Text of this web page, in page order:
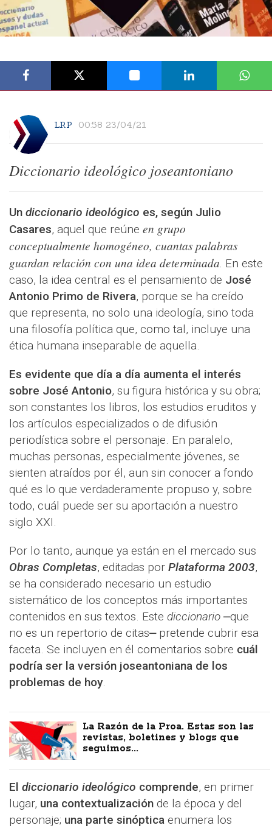
LRP 00:58 23/04/21
Diccionario ideológico joseantoniano
Un diccionario ideológico es, según Julio
Casares, aquel que reúne en grupo
conceptualmente homogéneo, cuantas palabras
guardan relación con una idea determinada. En este
caso, la idea central es el pensamiento de José
Antonio Primo de Rivera, porque se ha creído
que representa, no solo una ideología, sino toda
una filosofía política que, como tal, incluye una
ética humana inseparable de aquella.
Es evidente que día a día aumenta el interés
sobre José Antonio, su figura histórica y su obra;
son constantes los libros, los estudios eruditos y
los artículos especializados o de difusión
periodística sobre el personaje. En paralelo,
muchas personas, especialmente jóvenes, se
sienten atraídos por él, aun sin conocer a fondo
qué es lo que verdaderamente propuso y, sobre
todo, cuál puede ser su aportación a nuestro
siglo XXI.
Por lo tanto, aunque ya están en el mercado sus
Obras Completas, editadas por Plataforma 2003,
se ha considerado necesario un estudio
sistemático de los conceptos más importantes
contenidos en sus textos. Este diccionario ⎼que
no es un repertorio de citas⎼ pretende cubrir esa
faceta. Se incluyen en él comentarios sobre cuál
podría ser la versión joseantoniana de los
problemas de hoy.
La Razón de la Proa. Estas son las
revistas, boletines y blogs que
seguimos...
El diccionario ideológico comprende, en primer
lugar, una contextualización de la época y del
personaje; una parte sinóptica enumera los